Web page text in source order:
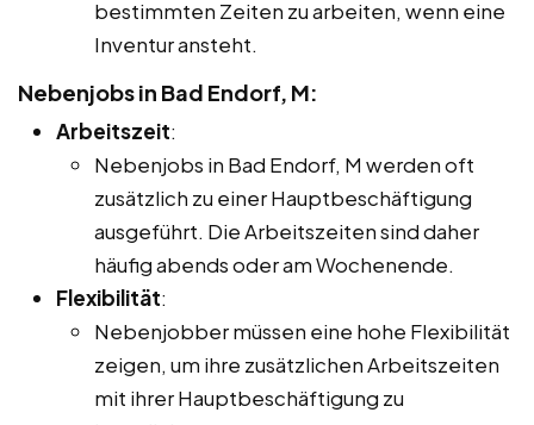
bestimmten Zeiten zu arbeiten, wenn eine
Inventur ansteht.
Nebenjobs in Bad Endorf, M:
Arbeitszeit:
Nebenjobs in Bad Endorf, M werden oft
zusätzlich zu einer Hauptbeschäftigung
ausgeführt. Die Arbeitszeiten sind daher
häufig abends oder am Wochenende.
Flexibilität:
Nebenjobber müssen eine hohe Flexibilität
zeigen, um ihre zusätzlichen Arbeitszeiten
mit ihrer Hauptbeschäftigung zu